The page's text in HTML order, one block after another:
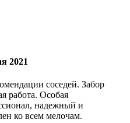
2021
соседей. Забор
работа. Особая
надежный и
ко всем мелочам.